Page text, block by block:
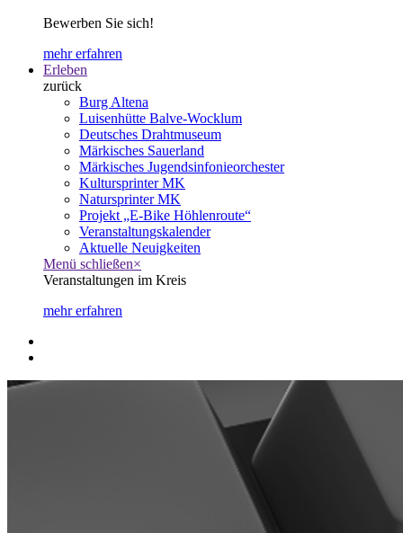
Bewerben Sie sich!
mehr erfahren
Erleben
zurück
Burg Altena
Luisenhütte Balve-Wocklum
Deutsches Drahtmuseum
Märkisches Sauerland
Märkisches Jugendsinfonieorchester
Kultursprinter MK
Natursprinter MK
Projekt „E-Bike Höhlenroute“
Veranstaltungskalender
Aktuelle Neuigkeiten
Menü schließen×
Veranstaltungen im Kreis
mehr erfahren